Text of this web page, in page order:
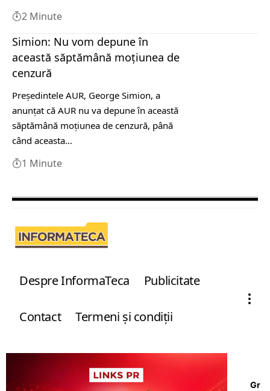
2 Minute
Simion: Nu vom depune în
această săptămână moţiunea de
cenzură
Preşedintele AUR, George Simion, a
anunţat că AUR nu va depune în această
săptămână moţiunea de cenzură, până
când aceasta…
1 Minute
Despre InformaTeca Publicitate
Contact Termeni şi condiţii
Gr